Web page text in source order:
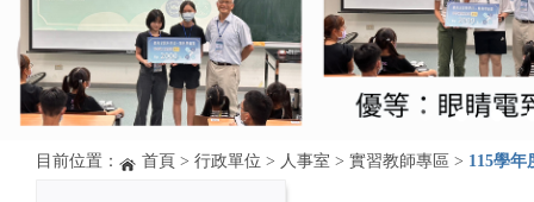
目前位置： 首頁 > 行政單位 > 人事室 > 實習教師專區 > 115學年